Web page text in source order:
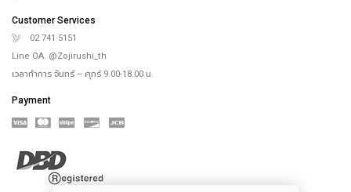
Customer Services
02 741 5151
Line OA. @Zojirushi_th
เวลาทำการ จันทร์ – ศุกร์ 9.00-18.00 น.
Payment